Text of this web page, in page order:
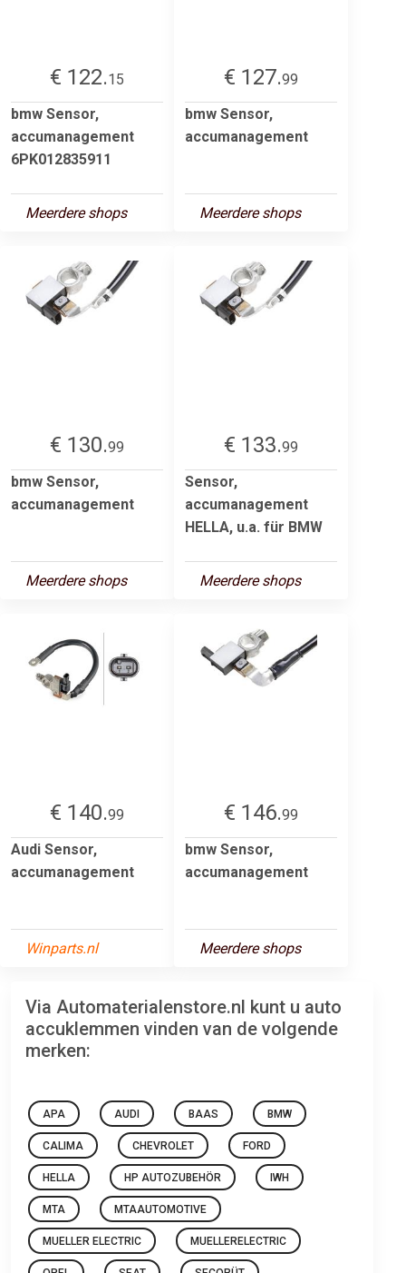
€ 122.15
bmw Sensor,
accumanagement
6PK012835911
Meerdere shops
€ 127.99
bmw Sensor,
accumanagement
Meerdere shops
€ 130.99
bmw Sensor,
accumanagement
Meerdere shops
€ 133.99
Sensor,
accumanagement
HELLA, u.a. für BMW
Meerdere shops
€ 140.99
Audi Sensor,
accumanagement
Winparts.nl
€ 146.99
bmw Sensor,
accumanagement
Meerdere shops
Via Automaterialenstore.nl kunt u auto
accuklemmen vinden van de volgende
merken:
APA AUDI BAAS BMW
CALIMA CHEVROLET FORD
HELLA HP AUTOZUBEHÖR IWH
MTA MTAAUTOMOTIVE
MUELLER ELECTRIC MUELLERELECTRIC